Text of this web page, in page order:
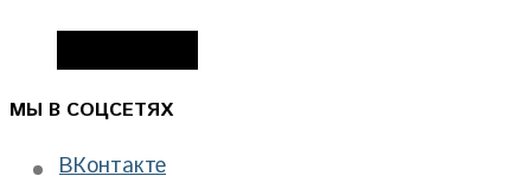
МЫ В СОЦСЕТЯХ
ВКонтакте